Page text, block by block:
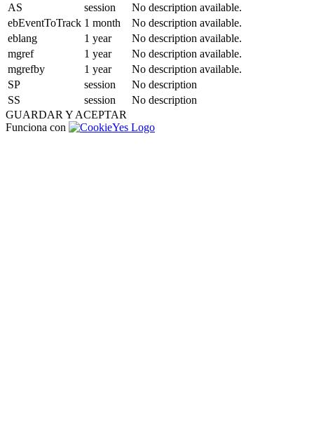
AS
session
No description available.
ebEventToTrack 1 month
No description available.
eblang
1 year
No description available.
mgref
1 year
No description available.
mgrefby
1 year
No description available.
SP
session
No description
SS
session
No description
GUARDAR Y ACEPTAR
Funciona con